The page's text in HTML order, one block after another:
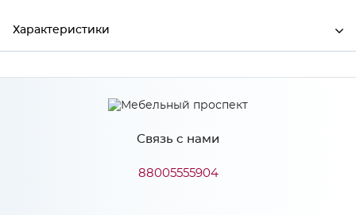
Характеристики
Производитель Сурская мебель
Кварц грей
Связь с нами
88005555904